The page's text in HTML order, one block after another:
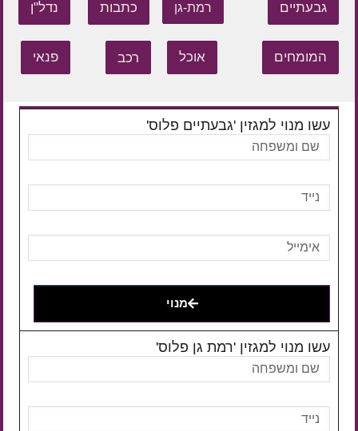
גבעתיים רמת-גן כתבות נדל"ן
המומחים אוכל רכב פנאי
עשו מנוי למגזין 'גבעתיים פלוס'
מנוי
עשו מנוי למגזין 'רמת גן פלוס'